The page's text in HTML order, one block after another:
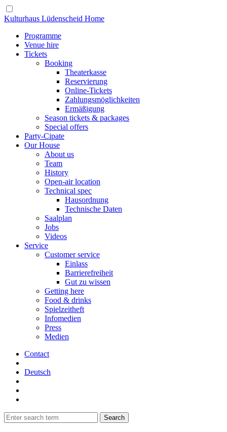
Kulturhaus Lüdenscheid Home
Programme
Venue hire
Tickets
Booking
Theaterkasse
Reservierung
Online-Tickets
Zahlungsmöglichkeiten
Ermäßigung
Season tickets & packages
Special offers
Party-Cipate
Our House
About us
Team
History
Open-air location
Technical spec
Hausordnung
Technische Daten
Saalplan
Jobs
Videos
Service
Customer service
Einlass
Barrierefreiheit
Gut zu wissen
Getting here
Food & drinks
Spielzeitheft
Infomedien
Press
Medien
Contact
Deutsch